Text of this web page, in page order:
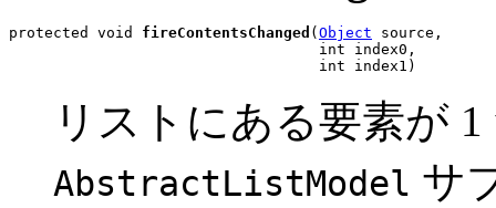
protected void fireContentsChanged ( Object source,
                                   int index0,
                                   int index1)
リストにある要素が
AbstractListModel サ